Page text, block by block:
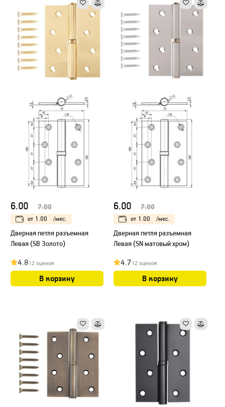
6.00 7.00
от 1.00 /мес.
Дверная петля разъемная
Левая (SB Золото)
4.812 оценок
В корзину
6.00 7.00
от 1.00 /мес.
Дверная петля разъемная
Левая (SN матовый хром)
4.712 оценок
В корзину